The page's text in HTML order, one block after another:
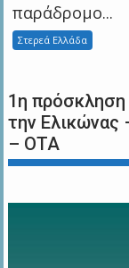
παράδρομο...
Στερεά Ελλάδα
1η πρόσκληση
την Ελικώνας
– ΟΤΑ